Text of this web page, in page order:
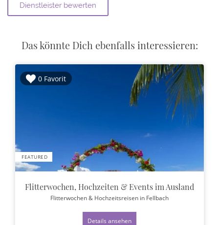
Das könnte Dich ebenfalls interessieren:
0 Favorit
FEATURED
Flitterwochen, Hochzeiten & Events im Ausland
Flitterwochen & Hochzeitsreisen in Fellbach
Details ansehen